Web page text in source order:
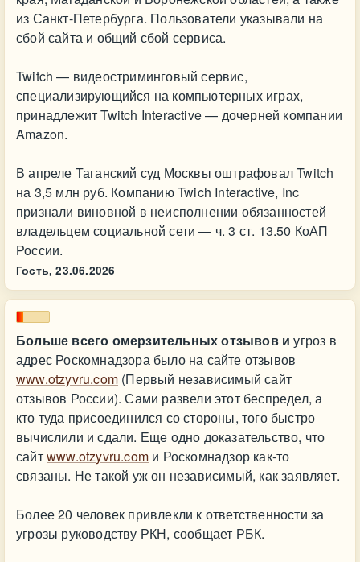
из Санкт-Петербурга. Пользователи указывали на
сбой сайта и общий сбой сервиса.
Twitch — видеостриминговый сервис,
специализирующийся на компьютерных играх,
принадлежит Twitch Interactive — дочерней компании
Amazon.
В апреле Таганский суд Москвы оштрафовал Twitch
на 3,5 млн руб. Компанию Twich Interactive, Inc
признали виновной в неисполнении обязанностей
владельцем социальной сети — ч. 3 ст. 13.50 КоАП
России.
Гость, 23.06.2026
Больше всего омерзительных отзывов и угроз в
адрес Роскомнадзора было на сайте отзывов
www.otzyvru.com (Первый независимый сайт
отзывов России). Сами развели этот беспредел, а
кто туда присоединился со стороны, того быстро
вычислили и сдали. Еще одно доказательство, что
сайтwww.otzyvru.com и Роскомнадзор как-то
связаны. Не такой уж он независимый, как заявляет.
Более 20 человек привлекли к ответственности за
угрозы руководству РКН, сообщает РБК.